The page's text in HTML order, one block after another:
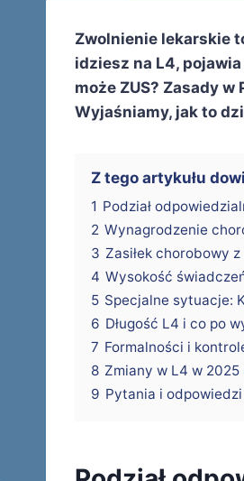
Zwolnienie lekarskie
idziesz na L4,
może ZUS? Zasady
Wyjaśniamy, jak to
Z tego artykułu
1 Podział
2 Wynagrodzenie
3 Zasiłek chorobowy
4 Wysokość
5 Specjalne sytuacje:
6 Długość L4 i co po
7 Formalności i
8 Zmiany w L4 w
9 Pytania i